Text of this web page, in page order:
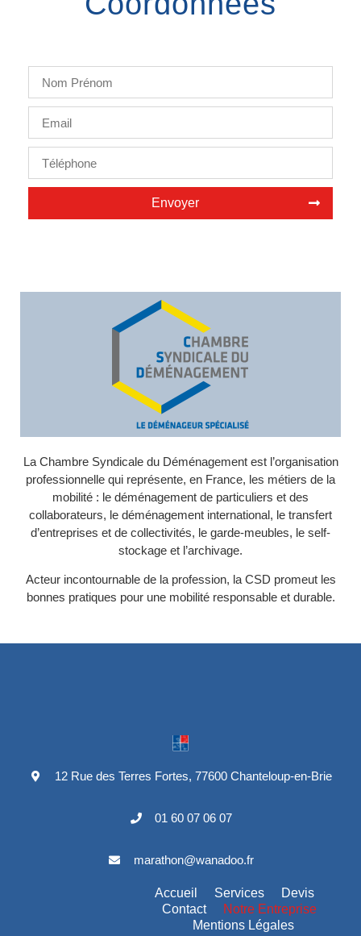
Envoyer
La Chambre Syndicale du Déménagement est l’organisation
professionnelle qui représente, en France, les métiers de la
mobilité : le déménagement de particuliers et des
collaborateurs, le déménagement international, le transfert
d’entreprises et de collectivités, le garde-meubles, le self-
stockage et l’archivage.
Acteur incontournable de la profession, la CSD promeut les
bonnes pratiques pour une mobilité responsable et durable.
12 Rue des Terres Fortes, 77600 Chanteloup-en-Brie
01 60 07 06 07
marathon@wanadoo.fr
Accueil Services
Devis
Contact
Notre Entreprise
Mentions Légales